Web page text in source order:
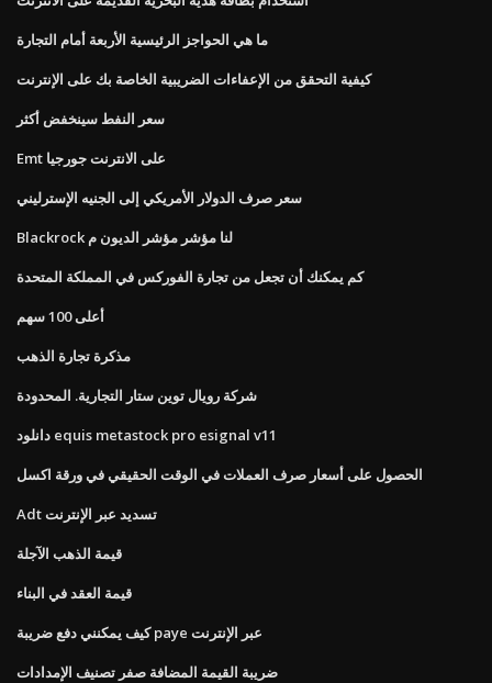
ما هي الحواجز الرئيسية الأربعة أمام التجارة
كيفية التحقق من الإعفاءات الضريبية الخاصة بك على الإنترنت
سعر النفط سينخفض ​​أكثر
Emt على الانترنت جورجيا
سعر صرف الدولار الأمريكي إلى الجنيه الإسترليني
Blackrock لنا مؤشر مؤشر الديون م
كم يمكنك أن تجعل من تجارة الفوركس في المملكة المتحدة
أعلى 100 سهم
مذكرة تجارة الذهب
شركة رويال توين ستار التجارية. المحدودة
دانلود equis metastock pro esignal v11
الحصول على أسعار صرف العملات في الوقت الحقيقي في ورقة اكسل
Adt تسديد عبر الإنترنت
قيمة الذهب الآجلة
قيمة العقد في البناء
كيف يمكنني دفع ضريبة paye عبر الإنترنت
ضريبة القيمة المضافة صفر تصنيف الإمدادات